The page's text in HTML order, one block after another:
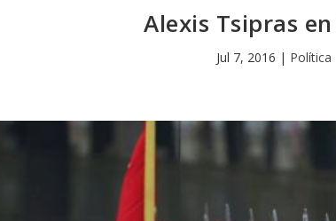
Alexis Tsipras
Jul 7, 2016 | Política